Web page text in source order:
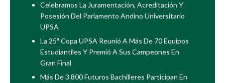
Celebramos La Juramentación, Acreditación Y
Posesión Del Parlamento Andino Universitario
UPSA
La 25ª Copa UPSA Reunió A Más De 70 Equipos
Estudiantiles Y Premió A Sus Campeones En
Gran Final
Más De 3.800 Futuros Bachilleres Participan En